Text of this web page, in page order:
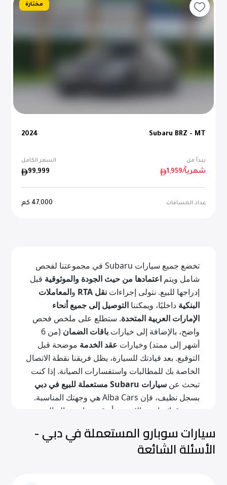
مختارة
Subaru BRZ - MT
2024
يبدأ من السعر الكامل
1,959 /شهرياً 99,999
عداد المسافات 47,000 كم
تخضع جميع سيارات Subaru في مجموعتنا لفحص
شامل ويتماعتمادها من حيث الجودة والموثوقية قبل
إدراجها للبيع. نتولى إجراءاتنقل RTA والمعاملات
البنكية داخليًا، ويمكنناالتوصيل إلى جميع أنحاء
الإمارات العربية المتحدة. ستطلع على ملخص فحص
واضح، بالإضافة إلى خياراتباقات الضمان
(من 6
أشهر إلى ممتد) وخيارات عقد الخدمة موضحة قبل
التوقيع. بعد قيادتك للسيارة، يظل فريقنا نقطة الاتصال
الخاصة بك للمطالبات واستفسارات الصيانة. إذا كنت
تبحث عنسيارات Subaru مستعملة للبيع في دبي
بسجل نظيف، فإن Alba Cars هي وجهتك المناسبة.
تصفح قوائمنا عبر الإنترنت أو قم بزيارة صالة العرض
موديلات Subaru الشائعة
سيارات سوبارو المستعملة في دبي -
الأسئلة الشائعة